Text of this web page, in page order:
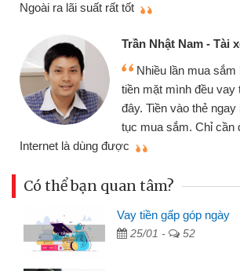
Ngoài ra lãi suất rất tốt
Trần Nhật Nam - Tài
Nhiều lần mua sắm
tiền mặt mình đều vay
đây. Tiền vào thẻ
tục mua sắm. Chỉ cần
Internet là dùng được
Có thể bạn quan tâm?
Vay tiền gấp góp ngày
25/01 - 52